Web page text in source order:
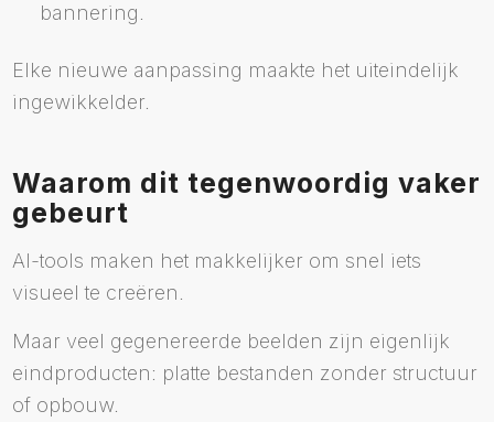
bannering.
Elke nieuwe aanpassing maakte het uiteindelijk
ingewikkelder.
Waarom dit tegenwoordig vaker
gebeurt
AI-tools maken het makkelijker om snel iets
visueel te creëren.
Maar veel gegenereerde beelden zijn eigenlijk
eindproducten: platte bestanden zonder structuur
of opbouw.